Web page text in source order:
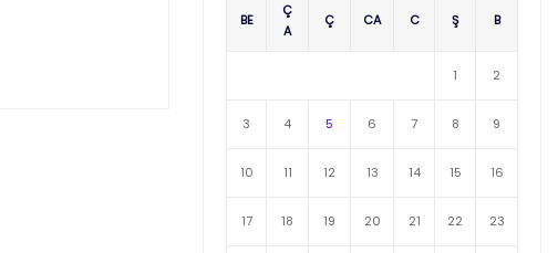
BE
Ç
A
Ç CA C Ş B
1 2
3 4 5 6 7 8 9
10 11 12 13 14 15 16
17 18 19 20 21 22 23